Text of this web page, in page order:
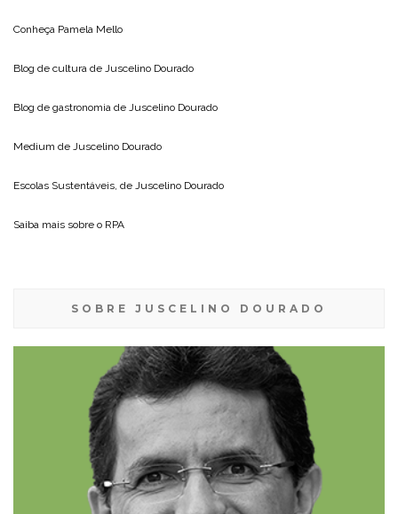
Conheça Pamela Mello
Blog de cultura de Juscelino Dourado
Blog de gastronomia de Juscelino Dourado
Medium de Juscelino Dourado
Escolas Sustentáveis, de Juscelino Dourado
Saiba mais sobre o RPA
SOBRE JUSCELINO DOURADO